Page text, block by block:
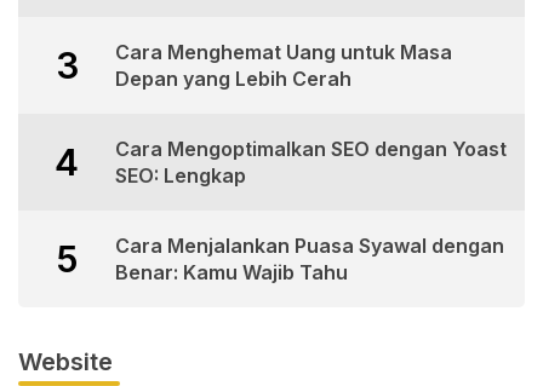
3
Cara Menghemat Uang untuk Masa
Depan yang Lebih Cerah
4
Cara Mengoptimalkan SEO dengan Yoast
SEO: Lengkap
5
Cara Menjalankan Puasa Syawal dengan
Benar: Kamu Wajib Tahu
Website